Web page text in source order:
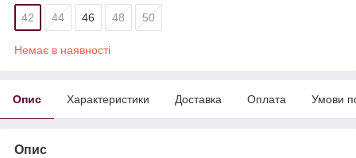
42 44 46 48 50
Немає в наявності
Опис Характеристики Доставка Оплата Умови
Опис